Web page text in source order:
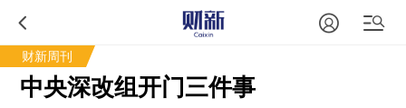
财新周刊
中央深改组开门三件事